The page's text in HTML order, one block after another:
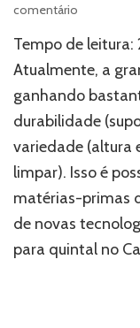
comentário
que
investir
grama
sintética
para
jardim?
Tempo de leitura:
Atualmente, a
ganhando
durabilidade
variedade (altura
limpar). Isso é
matérias-primas
de novas
para quintal no